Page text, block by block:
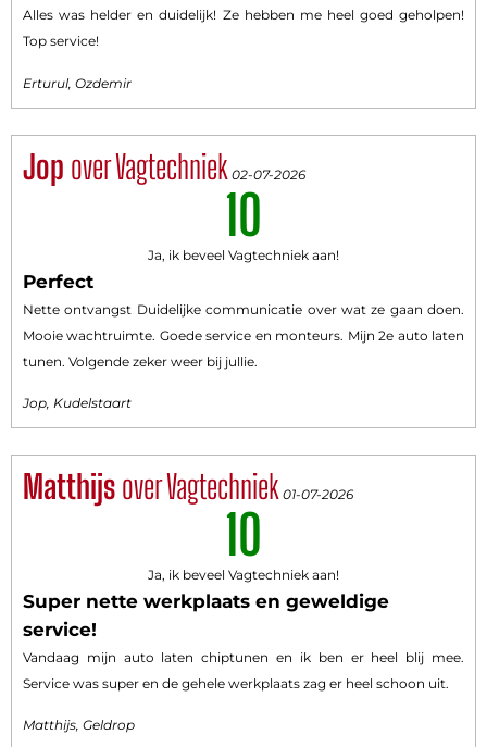
Alles was helder en duidelijk! Ze hebben me heel goed geholpen!
Top service!
Erturul, Ozdemir
Jop over Vagtechniek 02-07-2026
10
Ja, ik beveel Vagtechniek aan!
Perfect
Nette ontvangst Duidelijke communicatie over wat ze gaan doen.
Mooie wachtruimte. Goede service en monteurs. Mijn 2e auto laten
tunen. Volgende zeker weer bij jullie.
Jop, Kudelstaart
Matthijsover Vagtechniek 01-07-2026
10
Ja, ik beveel Vagtechniek aan!
Super nette werkplaats en geweldige
service!
Vandaag mijn auto laten chiptunen en ik ben er heel blij mee.
Service was super en de gehele werkplaats zag er heel schoon uit.
Matthijs, Geldrop